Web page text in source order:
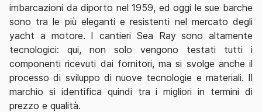
imbarcazioni da diporto nel 1959, ed oggi le sue barche
sono tra le più eleganti e resistenti nel mercato degli
yacht a motore. I cantieri Sea Ray sono altamente
tecnologici: qui, non solo vengono testati tutti i
componenti ricevuti dai fornitori, ma si svolge anche il
processo di sviluppo di nuove tecnologie e materiali. Il
marchio si identifica quindi tra i migliori in termini di
prezzo e qualità.